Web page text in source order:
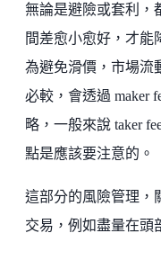
無論是避險或套利，
間差愈小愈好，才能
為避免滑價，市場流
必較，會透過 maker
略，一般來說 taker
點是應該要注意的。
這部分的風險管理，
交易，例如盡量在頭